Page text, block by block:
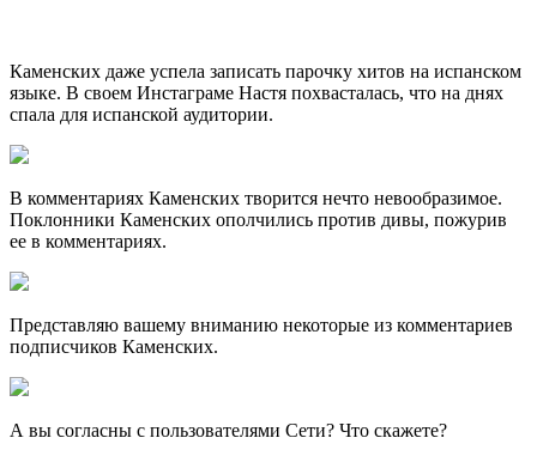
Каменских даже успела записать парочку хитов на испанском
языке. В своем Инстаграме Настя похвасталась, что на днях
спала для испанской аудитории.
В комментариях Каменских творится нечто невообразимое.
Поклонники Каменских ополчились против дивы, пожурив
ее в комментариях.
Представляю вашему вниманию некоторые из комментариев
подписчиков Каменских.
А вы согласны с пользователями Сети? Что скажете?